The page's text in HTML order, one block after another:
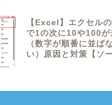
【Excel】エクセル
で1の次に10や100が
（数字が順番に並ば
い）原因と対策【ソ